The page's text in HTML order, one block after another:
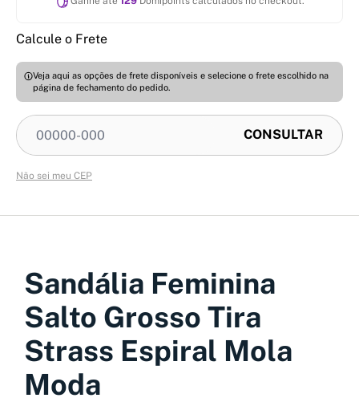
Calcule o Frete
Veja aqui as opções de frete disponíveis e selecione o frete escolhido na
página de fechamento do pedido.
Não sei meu CEP
Sandália Feminina
Salto Grosso Tira
Strass Espiral Mola
Moda